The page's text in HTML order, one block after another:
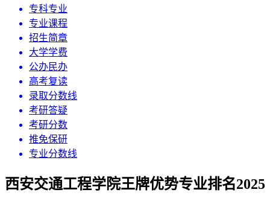
专科专业
专业课程
招生简章
大学学费
公办民办
高考复读
录取分数线
考研答疑
考研分数
推免保研
专业分数线
西安交通工程学院王牌优势专业排名2025